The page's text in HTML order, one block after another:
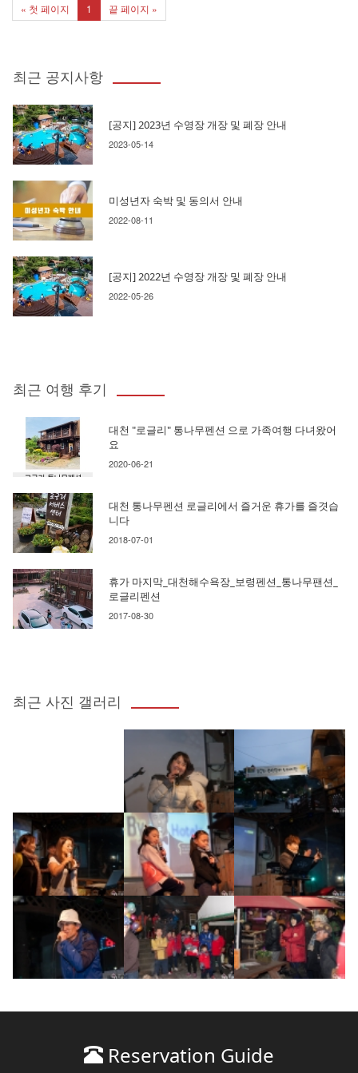
« 첫 페이지 1 끝 페이지 »
최근 공지사항
[공지] 2023년 수영장 개장 및 폐장 안내
2023-05-14
미성년자 숙박 및 동의서 안내
2022-08-11
[공지] 2022년 수영장 개장 및 폐장 안내
2022-05-26
최근 여행 후기
대천 "로글리" 통나무펜션 으로 가족여행 다녀왔어
요
2020-06-21
대천 통나무펜션 로글리에서 즐거운 휴가를 즐겻습
니다
2018-07-01
휴가 마지막_대천해수욕장_보령펜션_통나무팬션_
로글리펜션
2017-08-30
최근 사진 갤러리
Reservation Guide